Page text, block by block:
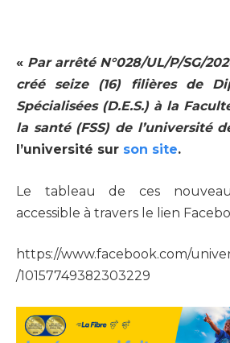
« Par arrêté N°028/UL/P/SG/
créé seize (16) filières de
Spécialisées (D.E.S.) à la
la santé (FSS) de l’université
l’université sur son site.
Le tableau de ces
accessible à travers le lien
https://www.facebook.com/
/10157749382303229